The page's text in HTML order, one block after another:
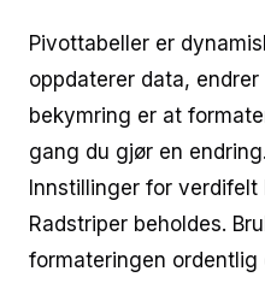
Pivottabeller er
oppdaterer data,
bekymring er at
gang du gjør en
Innstillinger for
Radstriper beholdes.
formateringen